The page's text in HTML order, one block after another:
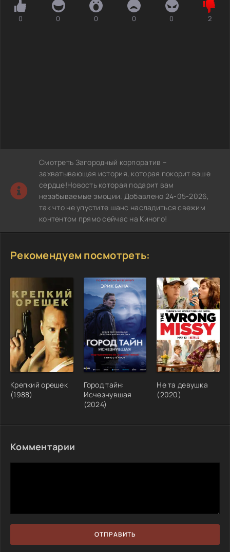
0 0 0 0 0 2
Смотреть Загородный корпоратив –
захватывающая история, которая покорит ваше
сердце!Новость которая подарит вам
незабываемые эмоции. Добавлено 24-05-2026,
так что не упустите шанс насладиться свежим
контентом прямо сейчас на Киного!
Рекомендуем посмотреть:
Крепкий орешек
(1988)
Город тайн:
Исчезнувшая
(2024)
Не та девушка
(2020)
Комментарии
ОТПРАВИТЬ